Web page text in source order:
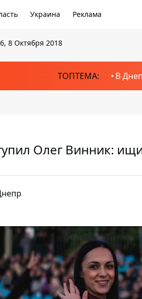
Украина Реклама
8 Октября 2018
ТОПТЕМА: В
Олег Винник: